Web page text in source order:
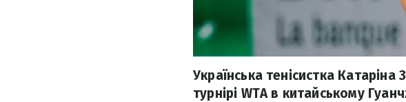
Українська тенісистка
турнірі WTA в китайському